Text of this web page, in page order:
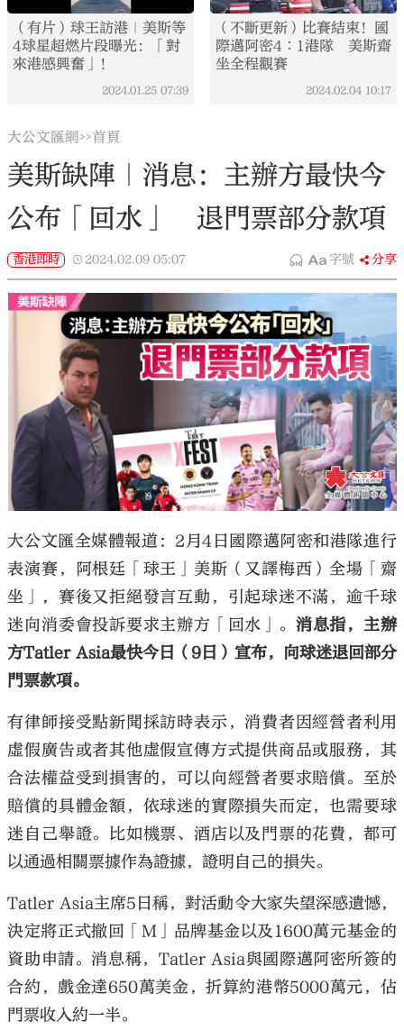
（有片）球王訪港｜美斯等
4球星超燃片段曝光：「對
來港感興奮」！
2024.01.25 07:39
（不斷更新）比賽結束！國
際邁阿密4∶1港隊 美斯齋
坐全程觀賽
2024.02.04 10:17
大公文匯網>>首頁
美斯缺陣｜消息：主辦方最快今
公布「回水」 退門票部分款項
香港即時 2024.02.09 05:07 字號 分享
大公文匯全媒體報道：2月4日國際邁阿密和港隊進行
表演賽，阿根廷「球王」美斯（又譯梅西）全場「齋
坐」，賽後又拒絕發言互動，引起球迷不滿，逾千球
迷向消委會投訴要求主辦方「回水」。 消息指，主辦
方Tatler Asia最快今日（9日）宣布，向球迷退回部分
門票款項。
有律師接受點新聞採訪時表示，消費者因經營者利用
虛假廣告或者其他虛假宣傳方式提供商品或服務，其
合法權益受到損害的，可以向經營者要求賠償。至於
賠償的具體金額，依球迷的實際損失而定，也需要球
迷自己舉證。比如機票、酒店以及門票的花費，都可
以通過相關票據作為證據，證明自己的損失。
Tatler Asia主席5日稱，對活動令大家失望深感遺憾，
決定將正式撤回「M」品牌基金以及1600萬元基金的
資助申請。消息稱，Tatler Asia與國際邁阿密所簽的
合約，戲金達650萬美金，折算約港幣5000萬元，佔
門票收入約一半。